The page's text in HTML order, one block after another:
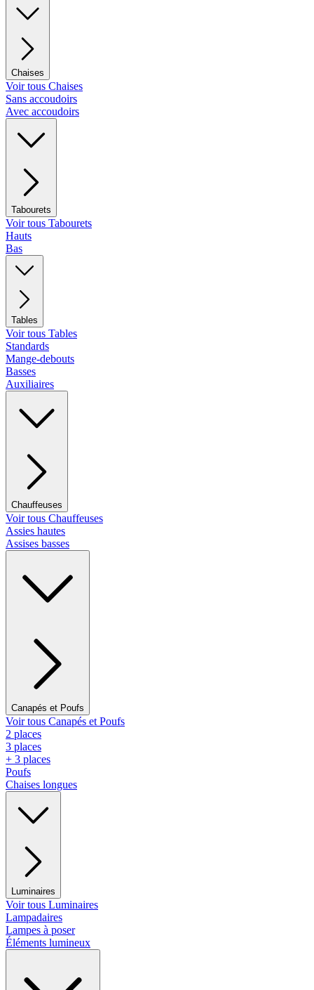
Chaises
Voir tous Chaises
Sans accoudoirs
Avec accoudoirs
Tabourets
Voir tous Tabourets
Hauts
Bas
Tables
Voir tous Tables
Standards
Mange-debouts
Basses
Auxiliaires
Chauffeuses
Voir tous Chauffeuses
Assies hautes
Assises basses
Canapés et Poufs
Voir tous Canapés et Poufs
2 places
3 places
+ 3 places
Poufs
Chaises longues
Luminaires
Voir tous Luminaires
Lampadaires
Lampes à poser
Éléments lumineux